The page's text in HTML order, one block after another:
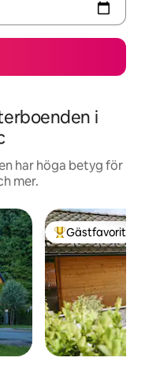
i
har höga betyg för
mer.
Populär
Gästfavorit